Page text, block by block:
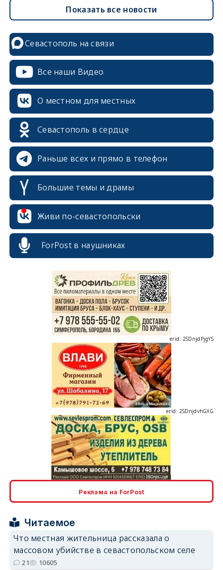
Показать все новости
Севастополь на связи
Все наши Видео
О местном для местных
Севастополь в сердце
Раньше всех и прямо в телефон
Большие темы и драмы
Живи по-севастопольски
ForPost в наушниках
erid: 2SDnjdPjgYS
erid: 2SDnjdvhGXG
Реклама на ForPost
Читаемое
Что местная жительница рассказала о
массовом убийстве в севастопольском селе
21 10605